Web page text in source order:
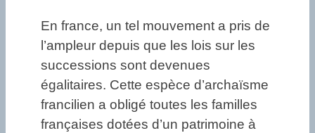
En france, un tel mouvement a pris de
l’ampleur depuis que les lois sur les
successions sont devenues
égalitaires. Cette espèce d’archaïsme
francilien a obligé toutes les familles
françaises dotées d’un patrimoine à